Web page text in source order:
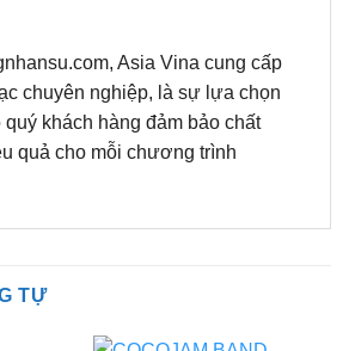
Asia Vina cung cấp
chuyên nghiệp, là sự lựa chọn
quý khách hàng đảm bảo chất
quả cho mỗi chương trình
TỰ